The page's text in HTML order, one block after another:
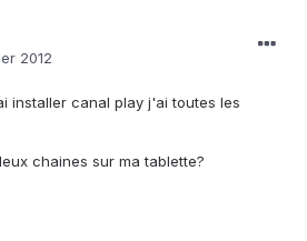
2012
installer canal play j'ai toutes les
chaines sur ma tablette?